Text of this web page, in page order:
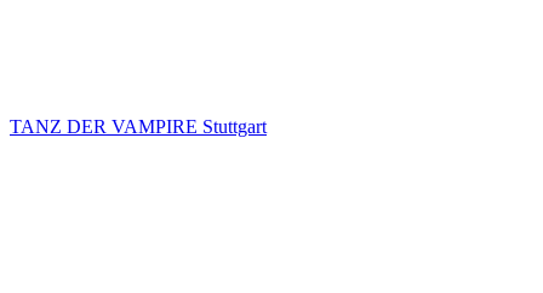
TANZ DER VAMPIRE Stuttgart